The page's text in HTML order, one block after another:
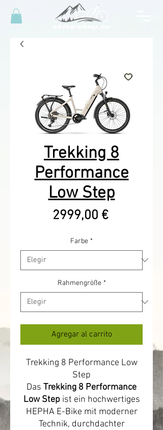
Trekking 8
Performance
Low Step
2999,00 €Precio
Farbe *
Rahmengröße *
Agregar al carrito
Trekking 8 Performance Low
Step
Das Trekking 8 Performance
Low Stepist ein hochwertiges
HEPHA E-Bike mit moderner
Technik, durchdachter